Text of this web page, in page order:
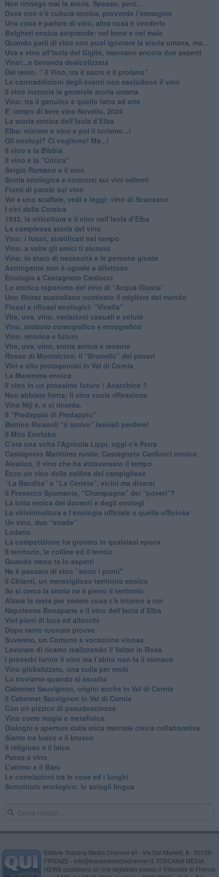
​Non rinnego mai la storia. Spesso, però...
​Dove non c’è cultura enoica, provvede l’immagine
​Una cosa è parlare di vino, altra cosa è venderlo
Bolgheri enoica sorprende: nel bene e nel male
​Quando parli di vino non puoi ignorare la storia umana, ma...
Uva e vino all’Isola del Giglio, mancano ancora due aspetti
​Vino!...e bevanda dealcolizzata
​Dal testo: ” il Vino, tra il sacro e il profano”
Le contraddizioni degli eventi non escludono il vino
​Il vino incrocia la generale storia umana
Vino: tra il genuino e quello fatto ad arte
E’ tempo di bere vino Novello, 2024
La storia enoica dell’Isola d’Elba
Elba: miniere e vino e poi il turismo...!
​Gli enologi? Ci vogliono! Ma...!
​Il vino e la Bibbia
​Il vino e la “Critica”
Sergio Romano e il vino
​Storia enologica e concorsi sui vini odierni
Fiumi di parole sul vino
​Vai a uno scaffale, vedi e leggi: vino di Scansano
​I vini della Corsica
​1932, la viticoltura e il vino nell’Isola d’Elba
​La complessa storia del vino
​Vino: i futuri, stratificati nel tempo
Vino: a volte gli amici ti aiutano
Vino: lo stato di necessità e le persone giuste
​Astringente non è uguale a difettoso
Enologia a Castagneto Carducci
Lo storico toponimo del vino di “Acqua Giusta”
Uno Shiraz australiano nominato il migliore del mondo
​Flussi e riflussi enologici: “Vinella”
Vite, uva, vino, variazioni casuali e volute
Vino, simbolo coreografico e etnografico
​Vino: retorica e futuro
​Vite, uva, vino, storia antica e recente
​Rosso di Montalcino: il “Brunello” dei poveri
Vini e olio protagonisti in Val di Cornia
​La Maremma enoica
Il vino in un prossimo futuro ! Anarchico ?
​Non abbiate fretta; Il vino vuole riflessione
​Vino Niji è, e ci ricorda.
Il “Predappio di Predappio”
Bettino Ricasoli “ti scrivo” lasciali perdere!
Il Mito Enofobo
​C’era una volta l'Agricola Lippi, oggi c'è Petra
​Castagneto Marittimo rurale, Castagneto Carducci enoico
Aleatico, il vino che ha attraversato il tempo
Ecco un vino delle colline del campigliese
“La Bandita” e “La Cerreta”, vicini ma diversi
​Il Prosecco Spumante, “Champagne” dei “poveri”?
​La lotta eroica dei docenti e degli enologi
​La vitivinicoltura e l’enologia ufficiale e quella ufficiosa
​Un vino, due “strade”
Lodano
​La competizione ha giovato in qualsiasi epoca
Il territorio, le colline ed il terroir
Quando meno te lo aspetti
​Ne è passato di vino “sotto i ponti"
​Il Chianti, un meraviglioso territorio enoico
​Se si cerca la storia ne è pieno il territorio
Alzare le testa per vedere cosa c'è intorno a noi
​Napoleone Bonaparte e il vino dell’Isola d’Elba
Vini pieni di luce ed allocchi
Dopo tanto tuonare piovve
Suvereto, un Comune a vocazione vinosa
Lavorare di ricamo realizzando il Valzer in Rosa
​I proverbi fanno il vino ma l’abito non fa il monaco
Vino globalizzato, una culla per molti
Lo troviamo quando si ascolta
Cabernet Sauvignon, origini anche in Val di Cornia
Il Cabernet Sauvignon in Val di Cornia
Con un pizzico di pseudoscienza
​Vino come magia e metafisica
Dialoghi e aperture dalla etica mentale civica collaborativa
Siamo tra lusco e il brusco
Il religioso e il laico
​Paese e vino
L’attimo e il Baro
Le correlazioni tra le cose ed i luoghi
​Sottotitolo enologico: lo sciogli lingua
Editore Toscana Media Channel srl - Via Dei Martelli, 8 - 50129
FIRENZE - info@toscanamediachannel.it. TOSCANA MEDIA
NEWS quotidiano on line registrato presso il Tribunale di Firenze